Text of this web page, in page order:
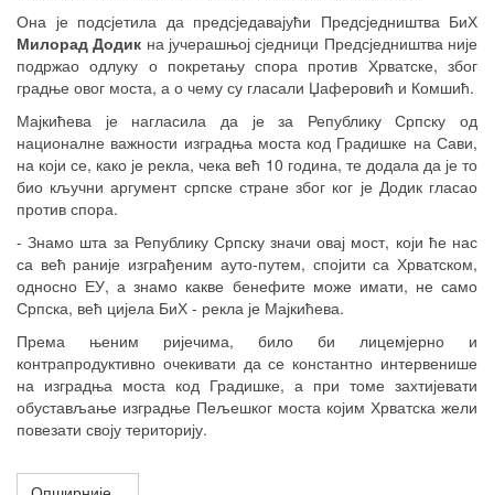
Она је подсјетила да предсједавајући Предсједништва БиХ
Милорад Додик на јучерашњој сједници Предсједништва није
подржао одлуку о покретању спора против Хрватске, због
градње овог моста, а о чему су гласали Џаферовић и Комшић.
Мајкићева је нагласила да је за Републику Српску од
националне важности изградња моста код Градишке на Сави,
на који се, како је рекла, чека већ 10 година, те додала да је то
био кључни аргумент српске стране због ког је Додик гласао
против спора.
- Знамо шта за Републику Српску значи овај мост, који ће нас
са већ раније изграђеним ауто-путем, спојити са Хрватском,
односно ЕУ, а знамо какве бенефите може имати, не само
Српска, већ цијела БиХ - рекла је Мајкићева.
Према њеним ријечима, било би лицемјерно и
контрапродуктивно очекивати да се константно интервенише
на изградња моста код Градишке, а при томе захтијевати
обустављање изградње Пељешког моста којим Хрватска жели
повезати своју територију.